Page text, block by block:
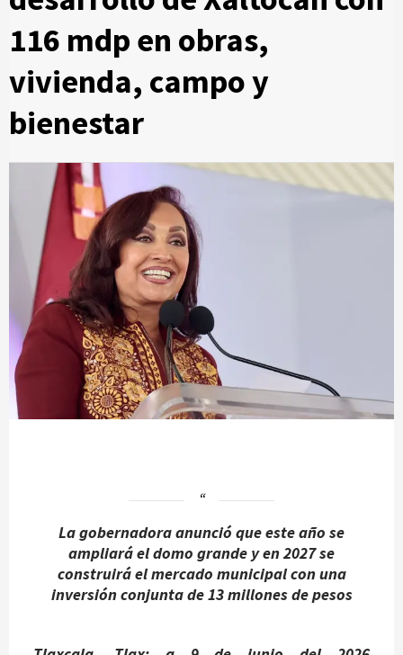
116 mdp en obras,
vivienda, campo y
bienestar
La gobernadora anunció que este año se
ampliará el domo grande y en 2027 se
construirá el mercado municipal con una
inversión conjunta de 13 millones de pesos